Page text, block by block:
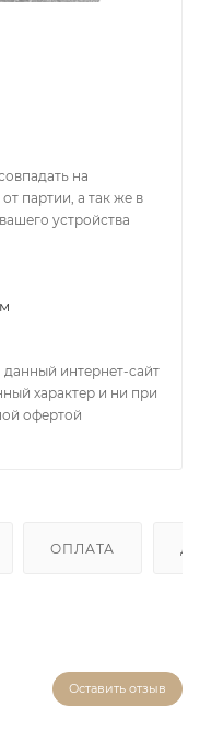
на
партии, а так же в
устройства
интернет-сайт
характер и ни при
офертой
ОПЛАТА
Оставить отзыв